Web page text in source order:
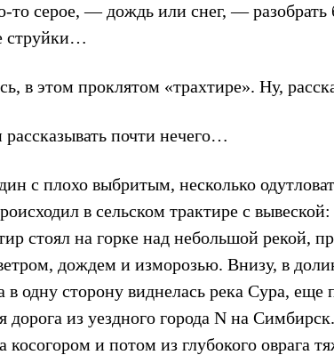
то серое, — дождь или снег, —
струйки…
в этом проклятом «трахтире». Ну,
почти нечего…
с плохо выбритым, несколько
в сельском трактире с
стоял на горке над небольшой рекой,
дождем и изморозью. Внизу, в
в одну сторону виднелась река Сура,
из уездного города N на
косогором и потом из глубокого оврага